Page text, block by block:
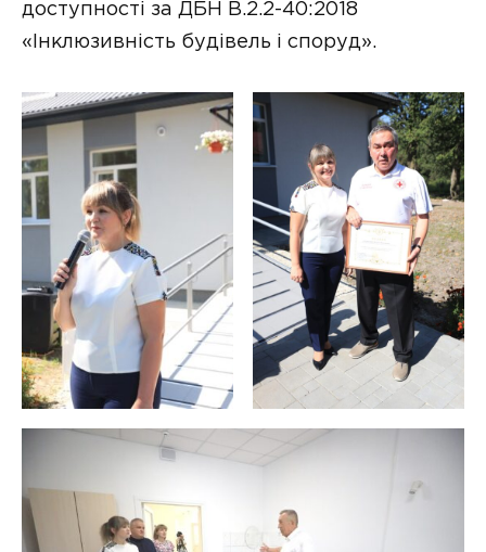
доступності за ДБН В.2.2-40:2018
«Інклюзивність будівель і споруд».